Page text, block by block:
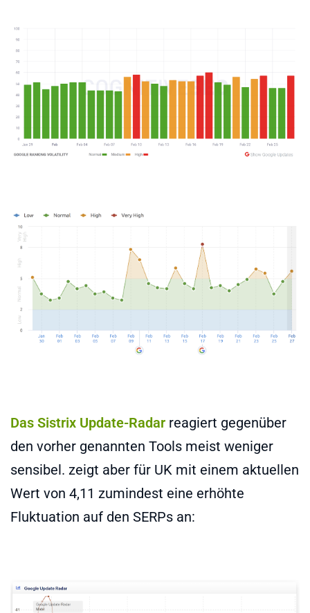
Das Sistrix Update-Radar reagiert gegenüber
den vorher genannten Tools meist weniger
sensibel. zeigt aber für UK mit einem aktuellen
Wert von 4,11 zumindest eine erhöhte
Fluktuation auf den SERPs an: